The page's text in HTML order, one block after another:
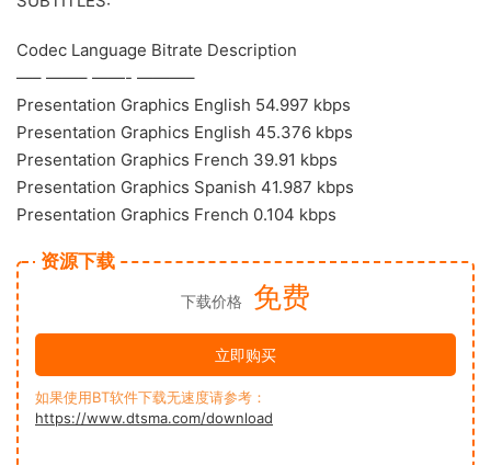
Codec Language Bitrate Description
—– ——– ——- ———–
Presentation Graphics English 54.997 kbps
Presentation Graphics English 45.376 kbps
Presentation Graphics French 39.91 kbps
Presentation Graphics Spanish 41.987 kbps
Presentation Graphics French 0.104 kbps
资源下载
下载价格 免费
立即购买
如果使用BT软件下载无速度请参考：
https://www.dtsma.com/download